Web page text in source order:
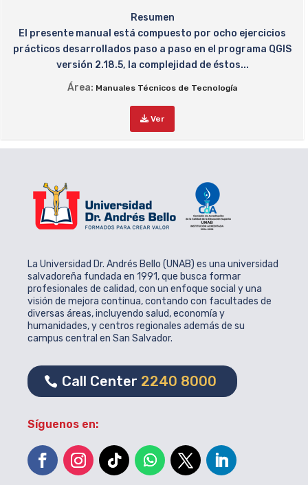
Resumen
El presente manual está compuesto por ocho ejercicios
prácticos desarrollados paso a paso en el programa QGIS
versión 2.18.5, la complejidad de éstos...
Área: Manuales Técnicos de Tecnología
Ver
La Universidad Dr. Andrés Bello (UNAB) es una universidad
salvadoreña fundada en 1991, que busca formar
profesionales de calidad, con un enfoque social y una
visión de mejora continua, contando con facultades de
diversas áreas, incluyendo salud, economía y
humanidades, y centros regionales además de su
campus central en San Salvador.
Call Center 2240 8000
Síguenos en: